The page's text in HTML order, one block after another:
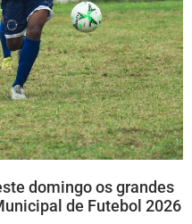
domingo os grandes
de Futebol 2026